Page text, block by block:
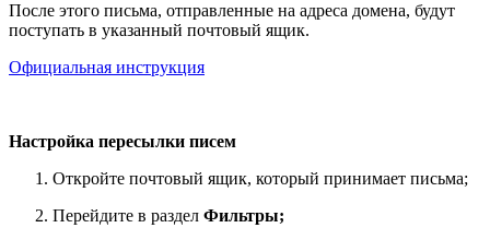
После этого письма, отправленные на адреса домена, будут
поступать в указанный почтовый ящик.
Официальная инструкция
Настройка пересылки писем
Откройте почтовый ящик, который принимает письма;
Перейдите в раздел Фильтры;